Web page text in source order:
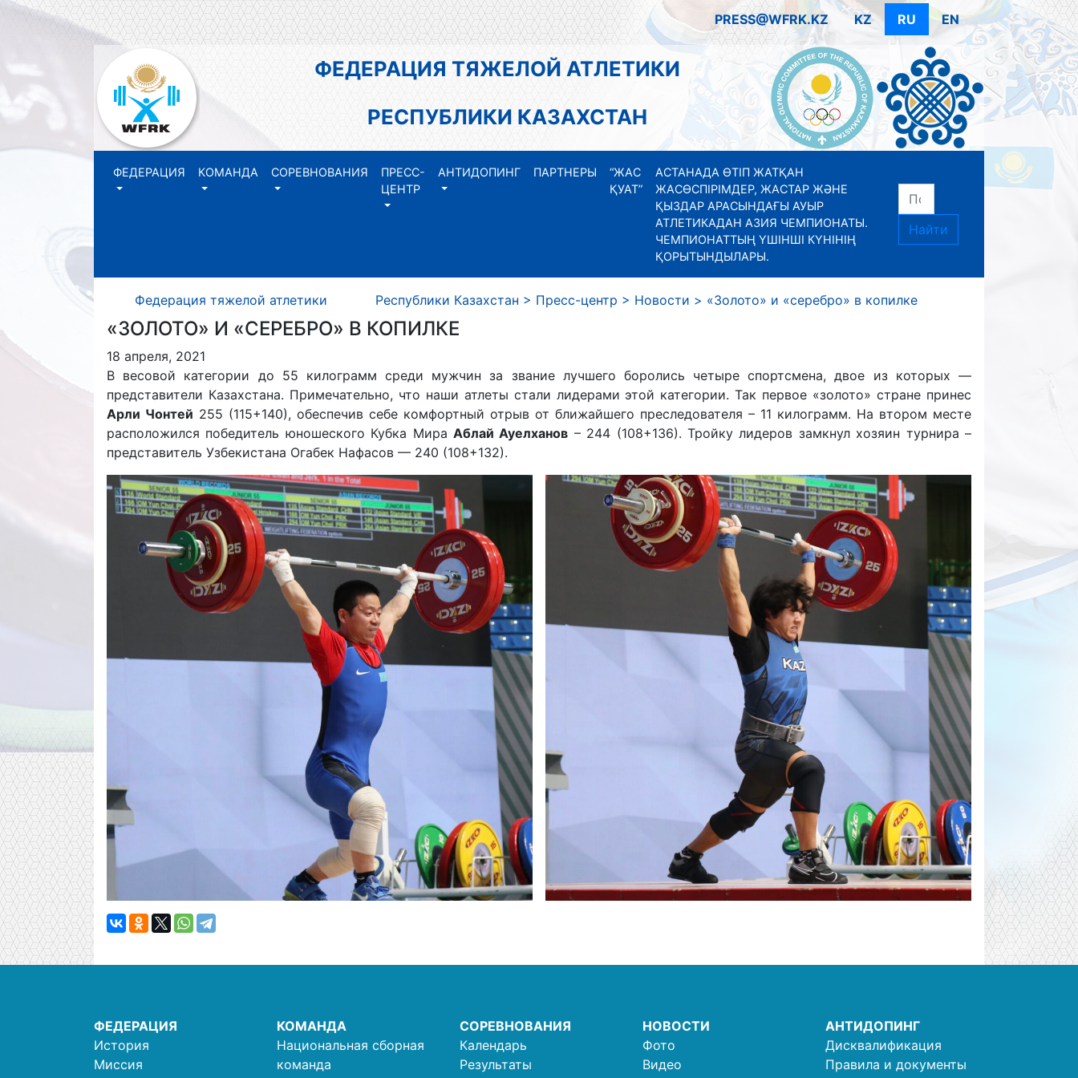
PRESS@WFRK.KZ KZ RU EN
ФЕДЕРАЦИЯ ТЯЖЕЛОЙ АТЛЕТИКИ
РЕСПУБЛИКИ КАЗАХСТАН
ФЕДЕРАЦИЯ КОМАНДА СОРЕВНОВАНИЯ
ПРЕСС-
ЦЕНТР
АНТИДОПИНГ ПАРТНЕРЫ
“ЖАС
ҚУАТ”
АСТАНАДА ӨТІП ЖАТҚАН
ЖАСӨСПІРІМДЕР, ЖАСТАР ЖӘНЕ
ҚЫЗДАР АРАСЫНДАҒЫ АУЫР
АТЛЕТИКАДАН АЗИЯ ЧЕМПИОНАТЫ.
ЧЕМПИОНАТТЫҢ ҮШІНШІ КҮНІНІҢ
ҚОРЫТЫНДЫЛАРЫ.
Найти
Федерация тяжелой атлетики Республики Казахстан > Пресс-центр > Новости > «Золото» и «серебро» в копилке
«ЗОЛОТО» И «СЕРЕБРО» В КОПИЛКЕ
18 апреля, 2021
В весовой категории до 55 килограмм среди мужчин за звание лучшего боролись четыре спортсмена, двое из которых —
представители Казахстана. Примечательно, что наши атлеты стали лидерами этой категории. Так первое «золото» стране принес
Арли Чонтей 255 (115+140), обеспечив себе комфортный отрыв от ближайшего преследователя – 11 килограмм. На втором месте
расположился победитель юношеского Кубка Мира Аблай Ауелханов – 244 (108+136). Тройку лидеров замкнул хозяин турнира –
представитель Узбекистана Огабек Нафасов — 240 (108+132).
ФЕДЕРАЦИЯ
История
Миссия
КОМАНДА
Национальная сборная
команда
СОРЕВНОВАНИЯ
Календарь
Результаты
НОВОСТИ
Фото
Видео
АНТИДОПИНГ
Дисквалификация
Правила и документы